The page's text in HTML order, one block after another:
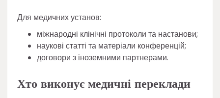
Для медичних установ:
міжнародні клінічні протоколи та настанови;
наукові статті та матеріали конференцій;
договори з іноземними партнерами.
Хто виконує медичні переклади